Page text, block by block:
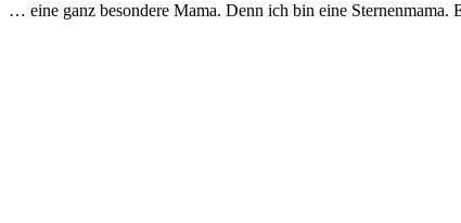
… eine ganz besondere Mama. Denn ich bin eine